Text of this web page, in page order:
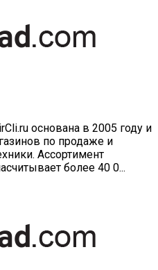
основана в 2005 году и
по продаже и
Ассортимент
более 40 0...